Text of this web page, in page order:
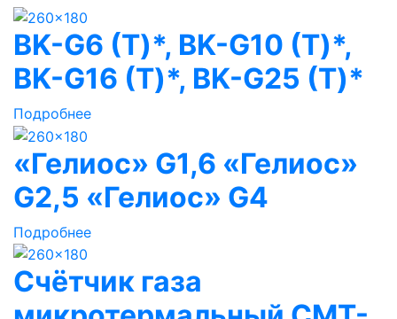
BK-G6 (Т)*, BK-G10 (Т)*,
BK-G16 (Т)*, BK-G25 (Т)*
Подробнее
«Гелиос» G1,6 «Гелиос»
G2,5 «Гелиос» G4
Подробнее
Счётчик газа